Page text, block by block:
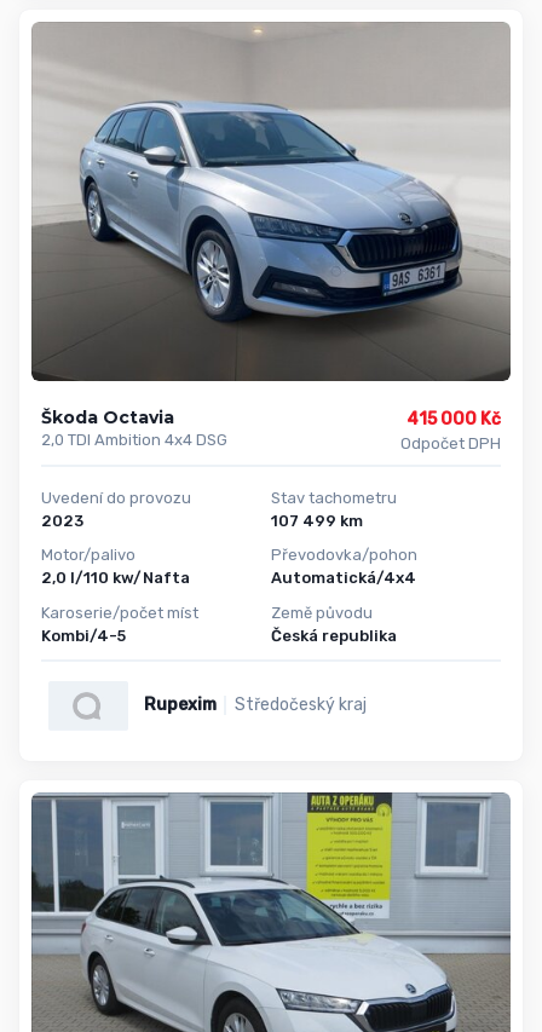
Škoda Octavia
2,0 TDI Ambition 4x4 DSG
415 000 Kč
Odpočet DPH
Uvedení do provozu
2023
Motor/palivo
2,0 l/110 kw/Nafta
Karoserie/počet míst
Kombi/4-5
Stav tachometru
107 499 km
Převodovka/pohon
Automatická/4x4
Země původu
Česká republika
Rupexim Středočeský kraj